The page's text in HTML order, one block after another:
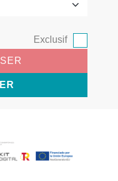
Exclusif